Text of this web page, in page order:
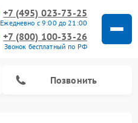
+7 (495) 023-73-25
Ежедневно с 9:00 до 21:00
+7 (800) 100-33-26
Звонок бесплатный по РФ
Позвонить